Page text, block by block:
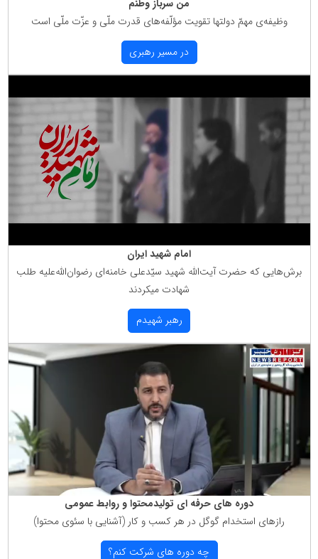
من سرباز وطنم
وظیفه‌ی مهمّ دولتها تقویت مؤلّفه‌های قدرت ملّی و عزّت ملّی است
در مسیر رهبری
امام شهید ایران
برش‌هایی كه حضرت آیت‌الله شهید سیّدعلی خامنه‌ای رضوان‌الله‌علیه طلب
شهادت میكردند
رهبر شهیدم
دوره های حرفه ای تولیدمحتوا و روابط عمومی
رازهای استخدام گوگل در هر كسب و كار (آشنایی با سئوی محتوا)
چه دوره های شركت كنم؟